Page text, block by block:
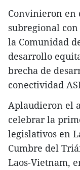
Convinieron en
subregional
la Comunidad
desarrollo
brecha de
conectividad
Aplaudieron el
celebrar la
legislativos en
Cumbre del
Laos-Vietnam,